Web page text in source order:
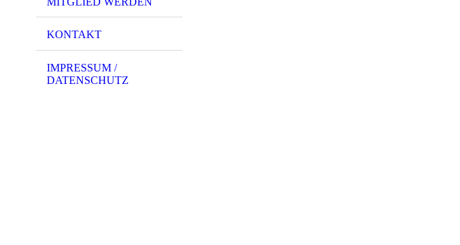
KONTAKT
IMPRESSUM /
DATENSCHUTZ